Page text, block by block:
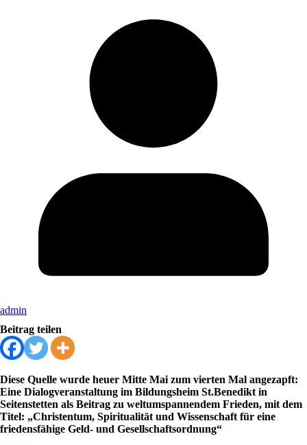
admin
Beitrag teilen
Diese Quelle wurde heuer Mitte Mai zum vierten Mal angezapft:
Eine Dialogveranstaltung im Bildungsheim St.Benedikt in
Seitenstetten als Beitrag zu weltumspannendem Frieden, mit dem
Titel: „Christentum, Spiritualität und Wissenschaft für eine
friedensfähige Geld- und Gesellschaftsordnung“